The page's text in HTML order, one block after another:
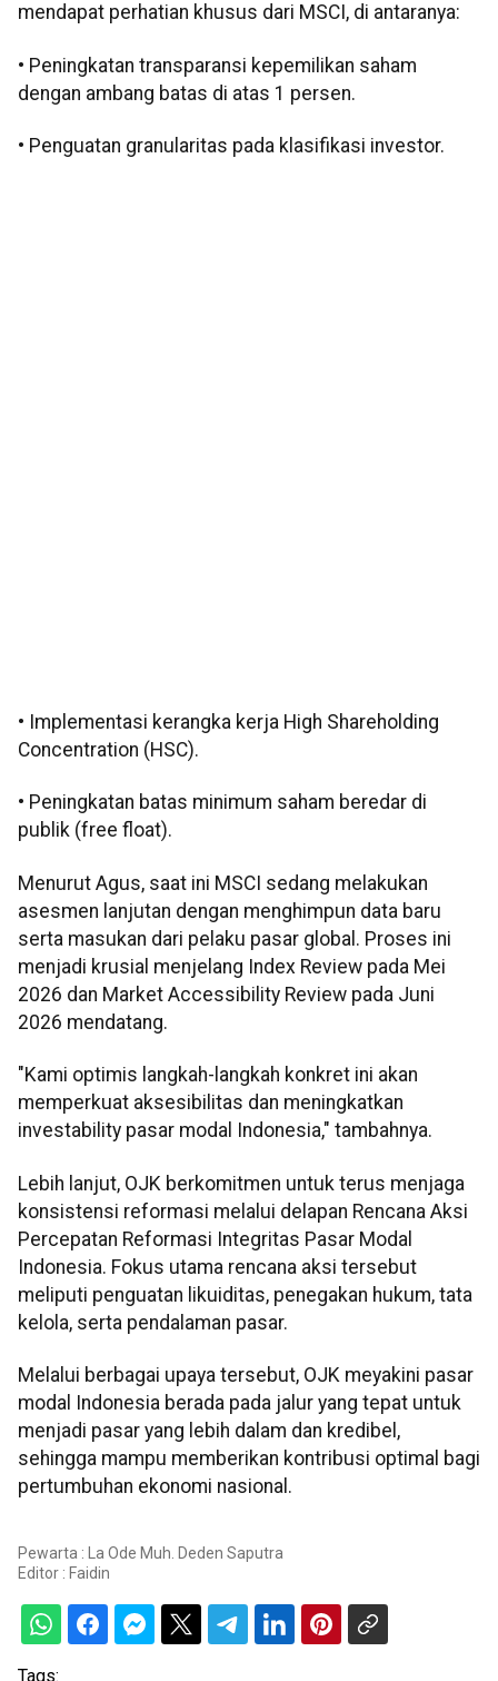
mendapat perhatian khusus dari MSCI, di antaranya:
• Peningkatan transparansi kepemilikan saham
dengan ambang batas di atas 1 persen.
• Penguatan granularitas pada klasifikasi investor.
• Implementasi kerangka kerja High Shareholding
Concentration (HSC).
• Peningkatan batas minimum saham beredar di
publik (free float).
Menurut Agus, saat ini MSCI sedang melakukan
asesmen lanjutan dengan menghimpun data baru
serta masukan dari pelaku pasar global. Proses ini
menjadi krusial menjelang Index Review pada Mei
2026 dan Market Accessibility Review pada Juni
2026 mendatang.
"Kami optimis langkah-langkah konkret ini akan
memperkuat aksesibilitas dan meningkatkan
investability pasar modal Indonesia," tambahnya.
Lebih lanjut, OJK berkomitmen untuk terus menjaga
konsistensi reformasi melalui delapan Rencana Aksi
Percepatan Reformasi Integritas Pasar Modal
Indonesia. Fokus utama rencana aksi tersebut
meliputi penguatan likuiditas, penegakan hukum, tata
kelola, serta pendalaman pasar.
Melalui berbagai upaya tersebut, OJK meyakini pasar
modal Indonesia berada pada jalur yang tepat untuk
menjadi pasar yang lebih dalam dan kredibel,
sehingga mampu memberikan kontribusi optimal bagi
pertumbuhan ekonomi nasional.
Pewarta : La Ode Muh. Deden Saputra
Editor : Faidin
Tags: